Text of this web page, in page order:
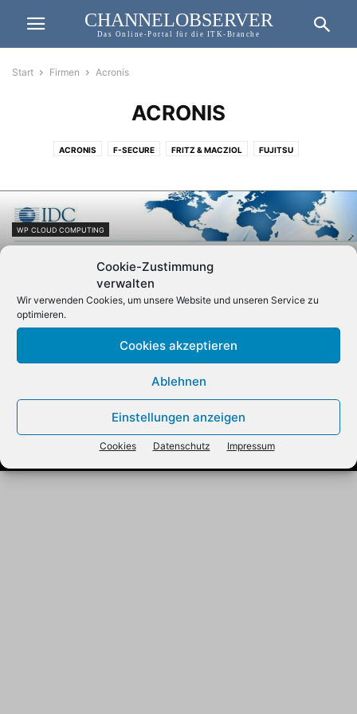
Cookie-Zustimmung
verwalten
Wir verwenden Cookies, um unsere Website und unseren Service zu
optimieren.
Cookies akzeptieren
Ablehnen
Einstellungen anzeigen
Cookies Datenschutz Impressum
CHANNELOBSERVER
Das Online-Portal für die ITK-Branche
Start Firmen Acronis
ACRONIS
ACRONIS F-SECURE FRITZ & MACZIOL FUJITSU
JUNIPER NETWORKS METAWAYS RICOH SECURENVOY VMWARE
WP CLOUD COMPUTING
überzeugen KMU von der Notwendigkeit
Datensicherung der neuen...
Über uns Mediadaten Datenschutz Cookies Kontakt
© 2012 - 2025 REUTER BUSINESS PUBLISHING GmbH
Alle Rechte vorbehalten.